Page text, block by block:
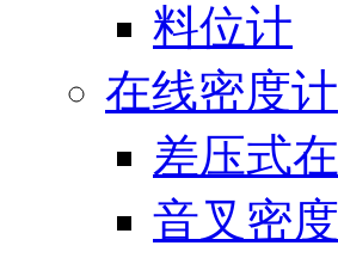
料位计
在线密度计
差压式
音叉密